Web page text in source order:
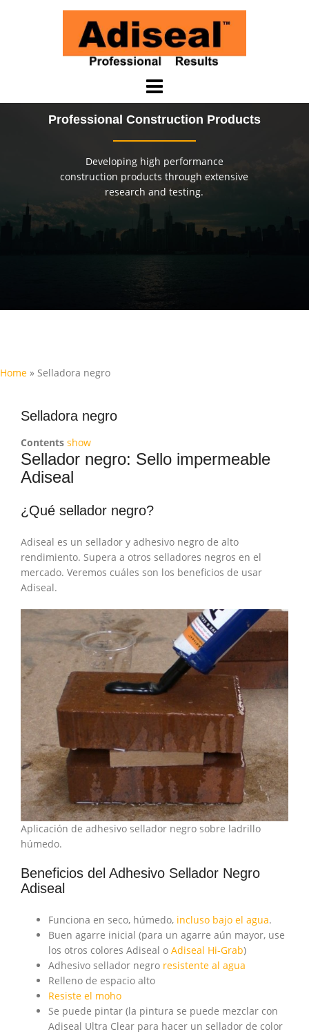
Professional Construction Products
Developing high performance
construction products through extensive
research and testing.
Home » Selladora negro
Selladora negro
Contents show
Sellador negro: Sello impermeable
Adiseal
¿Qué sellador negro?
Adiseal es un sellador y adhesivo negro de alto
rendimiento. Supera a otros selladores negros en el
mercado. Veremos cuáles son los beneficios de usar
Adiseal.
Aplicación de adhesivo sellador negro sobre ladrillo
húmedo.
Beneficios del Adhesivo Sellador Negro
Adiseal
Funciona en seco, húmedo, incluso bajo el agua.
Buen agarre inicial (para un agarre aún mayor, use
los otros colores Adiseal o Adiseal Hi-Grab)
Adhesivo sellador negro resistente al agua
Relleno de espacio alto
Resiste el moho
Se puede pintar (la pintura se puede mezclar con
Adiseal Ultra Clear para hacer un sellador de color